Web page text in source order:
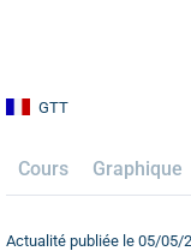
GTT
Cours Graphique
Actualité publiée le 05/05/